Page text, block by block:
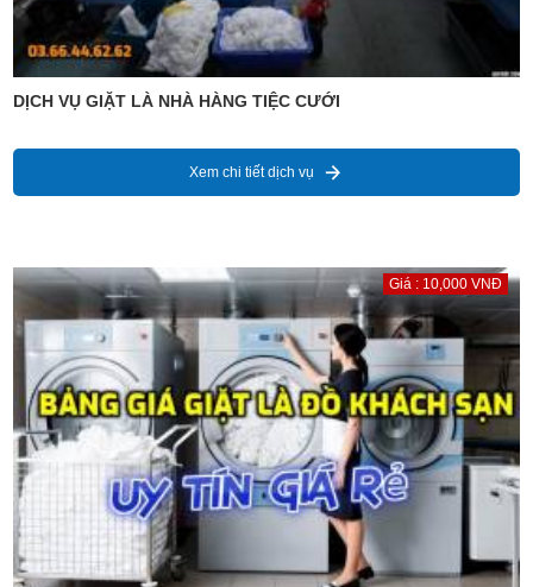
DỊCH VỤ GIẶT LÀ NHÀ HÀNG TIỆC CƯỚI
Xem chi tiết dịch vụ
Giá : 10,000 VNĐ